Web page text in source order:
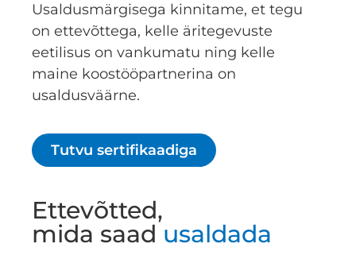
Usaldusmärgisega kinnitame, et tegu
on ettevõttega, kelle äritegevuste
eetilisus on vankumatu ning kelle
maine koostööpartnerina on
usaldusväärne.
Tutvu sertifikaadiga
Ettevõtted,
mida saad usaldada